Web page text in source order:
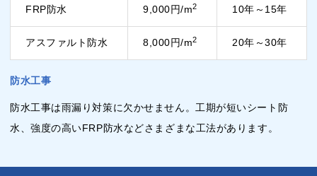
FRP防水 9,000円/m2 10年～15年
アスファルト防水 8,000円/m2 20年～30年
防水工事
防水工事は雨漏り対策に欠かせません。工期が短いシート防
水、強度の高いFRP防水などさまざまな工法があります。